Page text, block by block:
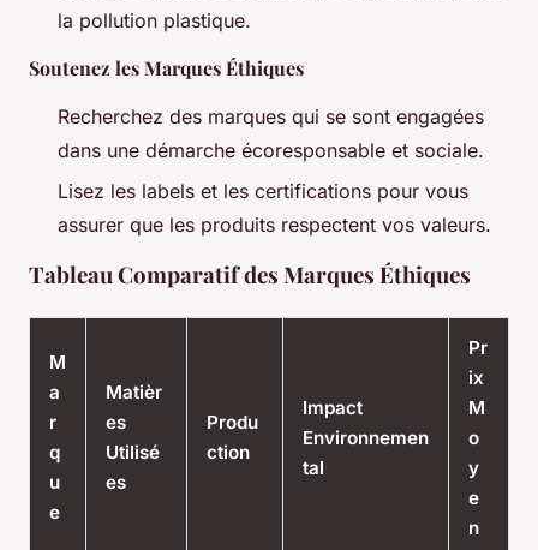
la pollution plastique.
Soutenez les Marques Éthiques
Recherchez des marques qui se sont engagées
dans une démarche écoresponsable et sociale.
Lisez les labels et les certifications pour vous
assurer que les produits respectent vos valeurs.
Tableau Comparatif des Marques Éthiques
M
a
r
q
u
e
Matièr
es
Utilisé
es
Produ
ction
Impact
Environnemen
tal
Pr
ix
M
o
y
e
n